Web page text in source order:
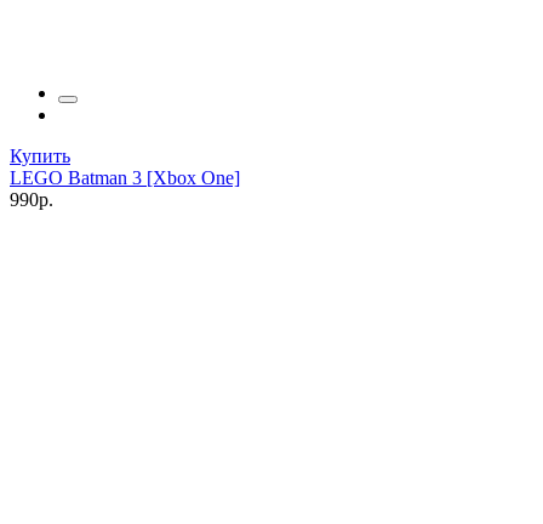
Купить
LEGO Batman 3 [Xbox One]
990р.